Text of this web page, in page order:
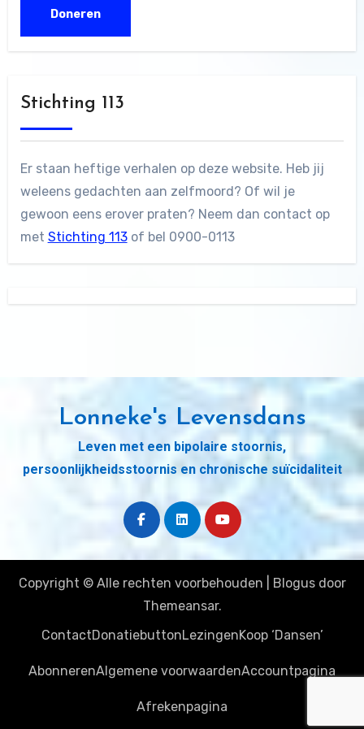
Stichting 113
Er staan heftige verhalen op deze website. Heb jij
weleens gedachten aan zelfmoord? Of wil je
gewoon eens erover praten? Neem dan contact op
met Stichting 113of bel 0900-0113
Lonneke's Levensdans
Leven met een bipolaire stoornis,
persoonlijkheidsstoornis en chronische suïcidaliteit
Copyright © Alle rechten voorbehouden Blogusdoor
Themeansar.
ContactDonatiebuttonLezingenKoop ‘Dansen’
AbonnerenAlgemene voorwaardenAccountpagina
Afrekenpagina